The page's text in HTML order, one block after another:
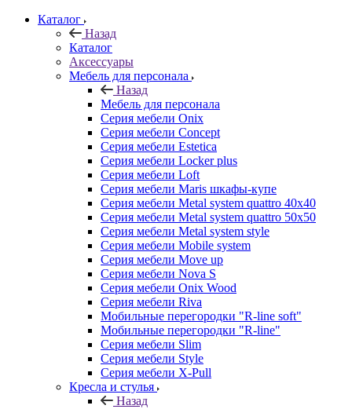
Каталог
Назад
Каталог
Аксессуары
Мебель для персонала
Назад
Мебель для персонала
Серия мебели Onix
Серия мебели Concept
Серия мебели Estetica
Серия мебели Locker plus
Серия мебели Loft
Серия мебели Maris шкафы-купе
Серия мебели Metal system quattro 40x40
Серия мебели Metal system quattro 50x50
Серия мебели Metal system style
Серия мебели Mobile system
Серия мебели Move up
Серия мебели Nova S
Серия мебели Onix Wood
Серия мебели Riva
Мобильные перегородки "R-line soft"
Мобильные перегородки "R-line"
Серия мебели Slim
Серия мебели Style
Серия мебели X-Pull
Кресла и стулья
Назад